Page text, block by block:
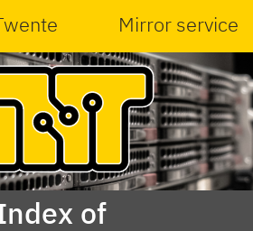
Mirror service
of